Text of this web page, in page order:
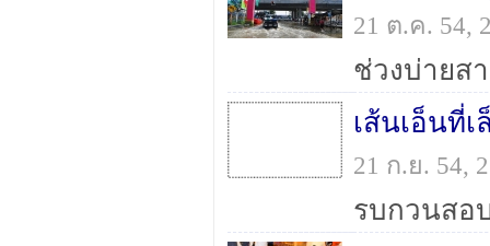
21 ต.ค. 54,
ช่วงบ่ายส
เส้นเอ็นที่
21 ก.ย. 54,